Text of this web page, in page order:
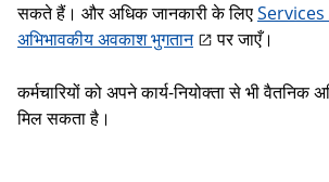
सकते हैं। और अधिक जानकारी के लिए
अभिभावकीय अवकाश भुगतान
पर जाएँ।
कर्मचारियों को अपने कार्य-नियोक्ता से भी वैतनिक
मिल सकता है।